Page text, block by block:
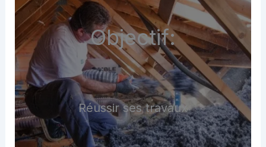
Objectif:
Réussir ses travaux